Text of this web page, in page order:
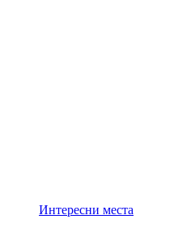
Интересни места